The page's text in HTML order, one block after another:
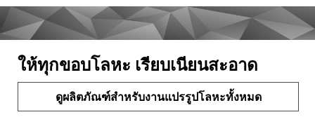
ให้ทุกขอบโลหะ เรียบเนียนสะอาด
ดูผลิตภัณฑ์สำหรับงานแปรรูปโลหะทั้งหมด